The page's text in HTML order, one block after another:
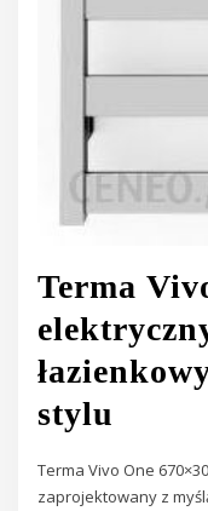
Terma
stylu
Terma Vivo One
zaprojektowany z